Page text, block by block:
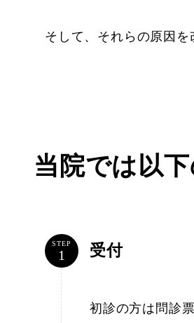
そして、それらの原因
当院では以
STEP 受付
初診の方は問診